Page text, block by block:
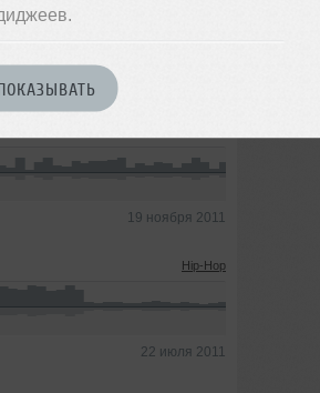
19 ноября 2011
Hip-Hop
22 июля 2011